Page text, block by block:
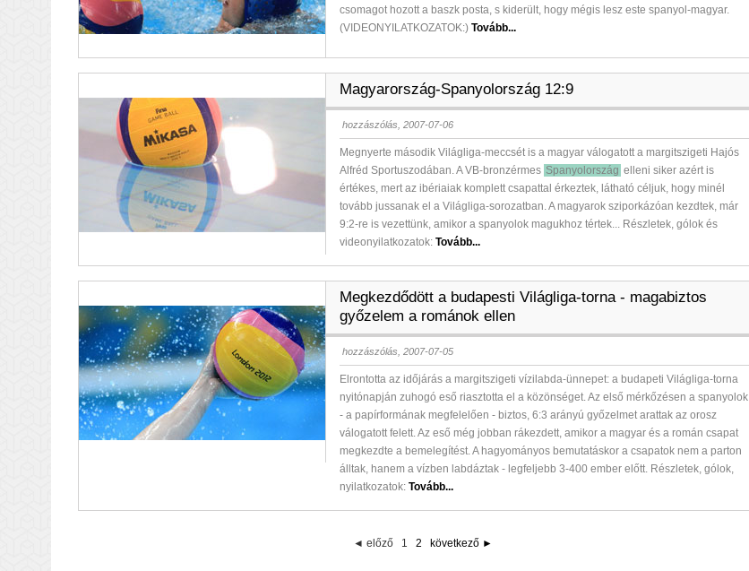
csomagot hozott a baszk posta, s kiderült, hogy mégis lesz este spanyol-magyar.
(VIDEONYILATKOZATOK:)Tovább...
Magyarország-Spanyolország 12:9
hozzászólás, 2007-07-06
Megnyerte második Világliga-meccsét is a magyar válogatott a margitszigeti Hajós
Alfréd Sportuszodában. A VB-bronzérmes Spanyolország elleni siker azért is
értékes, mert az ibériaiak komplett csapattal érkeztek, látható céljuk, hogy minél
tovább jussanak el a Világliga-sorozatban. A magyarok sziporkázóan kezdtek, már
9:2-re is vezettünk, amikor a spanyolok magukhoz tértek... Részletek, gólok és
videonyilatkozatok:Tovább...
Megkezdődött a budapesti Világliga-torna - magabiztos
győzelem a románok ellen
hozzászólás, 2007-07-05
Elrontotta az időjárás a margitszigeti vízilabda-ünnepet: a budapeti Világliga-torna
nyitónapján zuhogó eső riasztotta el a közönséget. Az első mérkőzésen a spanyolok
- a papírformának megfelelően - biztos, 6:3 arányú győzelmet arattak az orosz
válogatott felett. Az eső még jobban rákezdett, amikor a magyar és a román csapat
megkezdte a bemelegítést. A hagyományos bemutatáskor a csapatok nem a parton
álltak, hanem a vízben labdáztak - legfeljebb 3-400 ember előtt. Részletek, gólok,
nyilatkozatok:Tovább...
◄ előző 1 2 következő ►